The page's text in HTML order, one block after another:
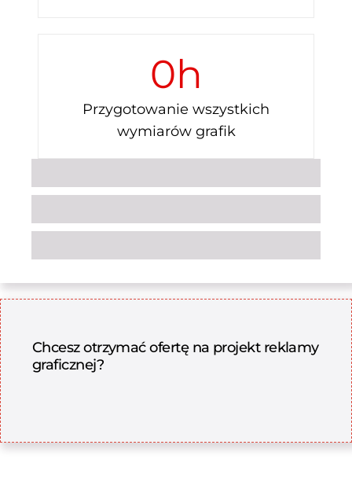
0h
Przygotowanie wszystkich
wymiarów grafik
Chcesz otrzymać ofertę na projekt reklamy
graficznej?